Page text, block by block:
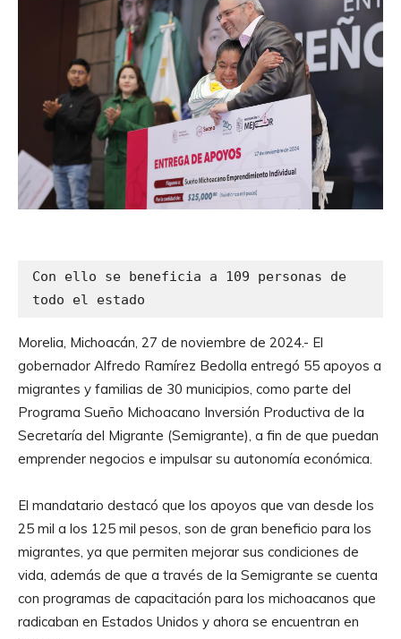
Con ello se beneficia a 109 personas de
todo el estado
Morelia, Michoacán, 27 de noviembre de 2024.- El
gobernador Alfredo Ramírez Bedolla entregó 55 apoyos a
migrantes y familias de 30 municipios, como parte del
Programa Sueño Michoacano Inversión Productiva de la
Secretaría del Migrante (Semigrante), a fin de que puedan
emprender negocios e impulsar su autonomía económica.
El mandatario destacó que los apoyos que van desde los
25 mil a los 125 mil pesos, son de gran beneficio para los
migrantes, ya que permiten mejorar sus condiciones de
vida, además de que a través de la Semigrante se cuenta
con programas de capacitación para los michoacanos que
radicaban en Estados Unidos y ahora se encuentran en